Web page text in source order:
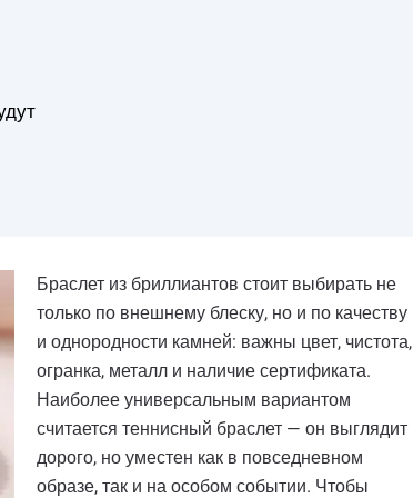
Браслет из бриллиантов стоит выбирать не
только по внешнему блеску, но и по качеству
и однородности камней: важны цвет, чистота,
огранка, металл и наличие сертификата.
Наиболее универсальным вариантом
считается теннисный браслет — он выглядит
дорого, но уместен как в повседневном
образе, так и на особом событии. Чтобы